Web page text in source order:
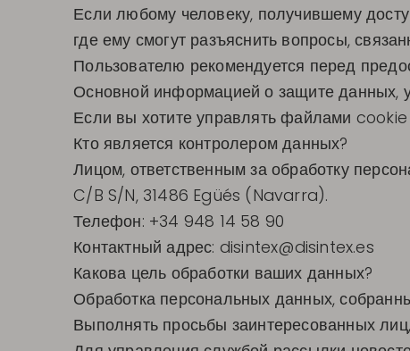
Если любому человеку, получившему
где ему смогут разъяснить вопросы,
Пользователю рекомендуется перед
Основной информацией о защите данных,
Если вы хотите управлять файлами
Кто является контролером данных?
Лицом, ответственным за обработку
C/B S/N, 31486 Egüés (Navarra).
Телефон: +34 948 14 58 90
Контактный адрес: disintex@disintex.es
Какова цель обработки ваших данных?
Обработка персональных данных,
Выполнять просьбы заинтересованных